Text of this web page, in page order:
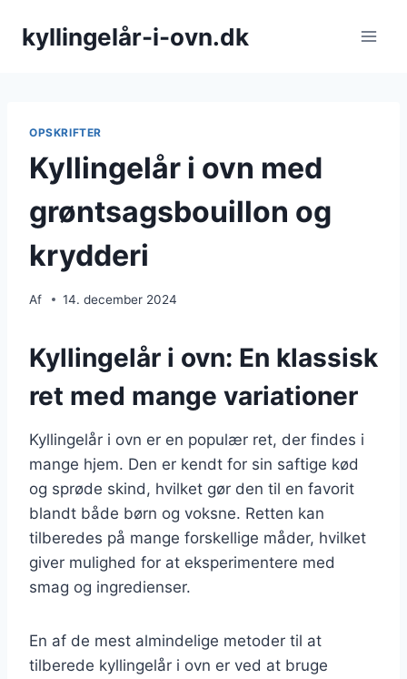
kyllingelår-i-ovn.dk
OPSKRIFTER
Kyllingelår i ovn med
grøntsagsbouillon og
krydderi
Af 14. december 2024
Kyllingelår i ovn: En klassisk
ret med mange variationer
Kyllingelår i ovn er en populær ret, der findes i
mange hjem. Den er kendt for sin saftige kød
og sprøde skind, hvilket gør den til en favorit
blandt både børn og voksne. Retten kan
tilberedes på mange forskellige måder, hvilket
giver mulighed for at eksperimentere med
smag og ingredienser.
En af de mest almindelige metoder til at
tilberede kyllingelår i ovn er ved at bruge